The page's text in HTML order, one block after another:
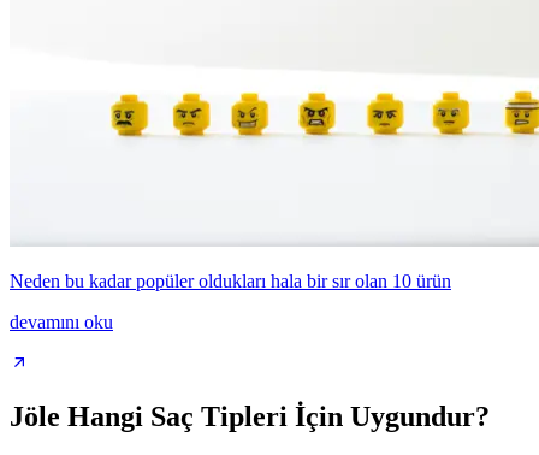
Neden bu kadar popüler oldukları hala bir sır olan 10 ürün
devamını oku
Jöle Hangi Saç Tipleri İçin Uygundur?